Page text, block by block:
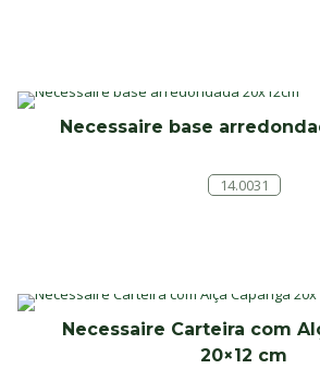
Necessaire base
14.0031
Necessaire Carteira com
20×12 cm